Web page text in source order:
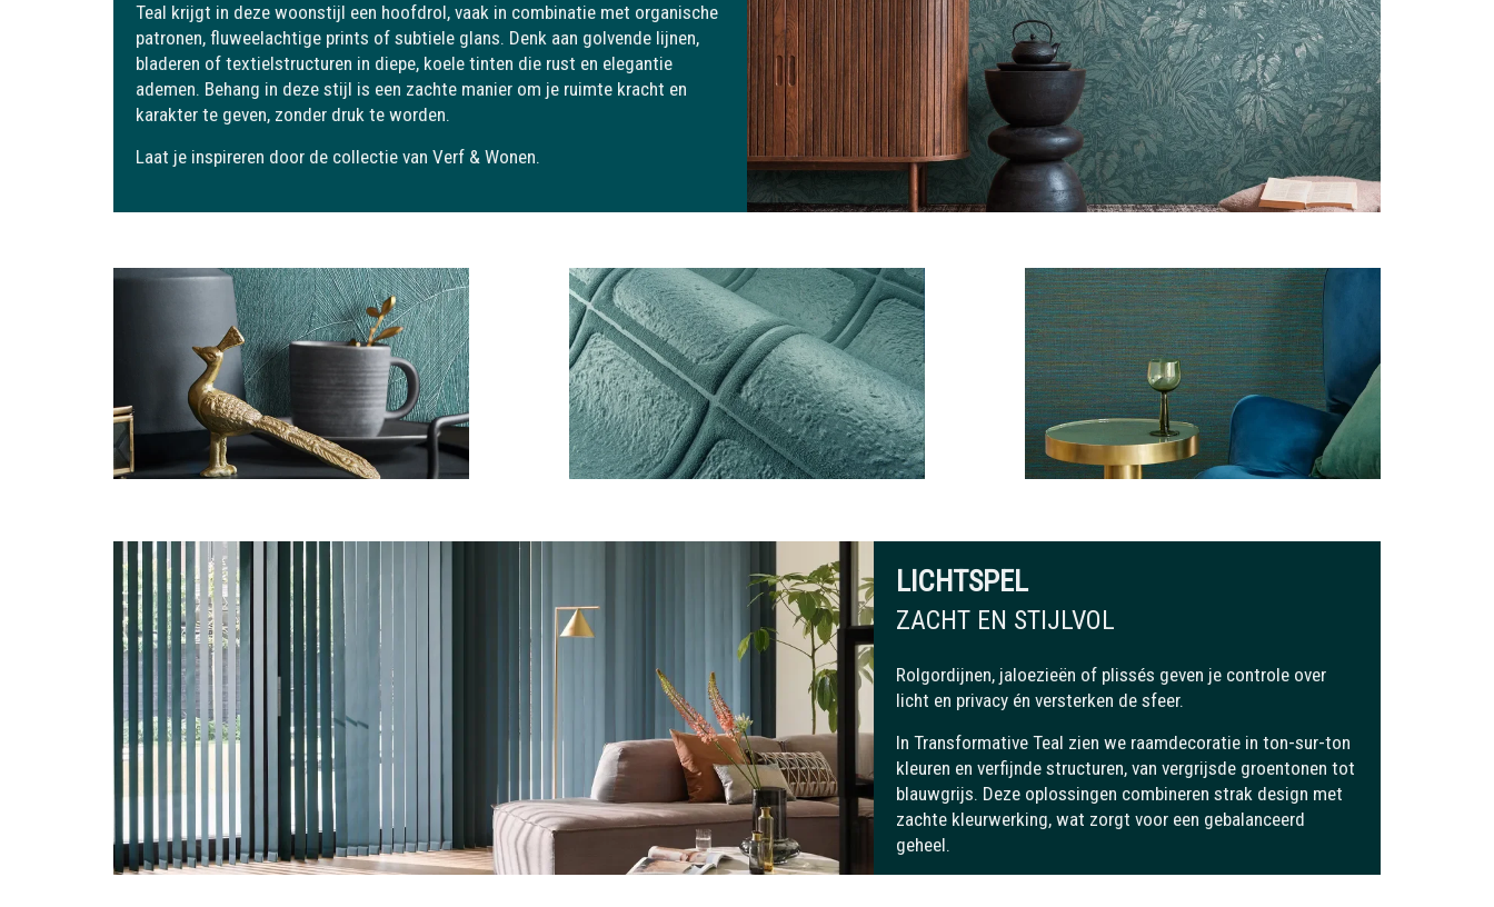
Teal krijgt in deze woonstijl een hoofdrol, vaak in combinatie met organische
patronen, fluweelachtige prints of subtiele glans. Denk aan golvende lijnen,
bladeren of textielstructuren in diepe, koele tinten die rust en elegantie
ademen. Behang in deze stijl is een zachte manier om je ruimte kracht en
karakter te geven, zonder druk te worden.
Laat je inspireren door de collectie van Verf & Wonen.
LICHTSPEL
ZACHT EN STIJLVOL
Rolgordijnen, jaloezieën of plissés geven je controle over
licht en privacy én versterken de sfeer.
In Transformative Teal zien we raamdecoratie in ton-sur-ton
kleuren en verfijnde structuren, van vergrijsde groentonen tot
blauwgrijs. Deze oplossingen combineren strak design met
zachte kleurwerking, wat zorgt voor een gebalanceerd
geheel.